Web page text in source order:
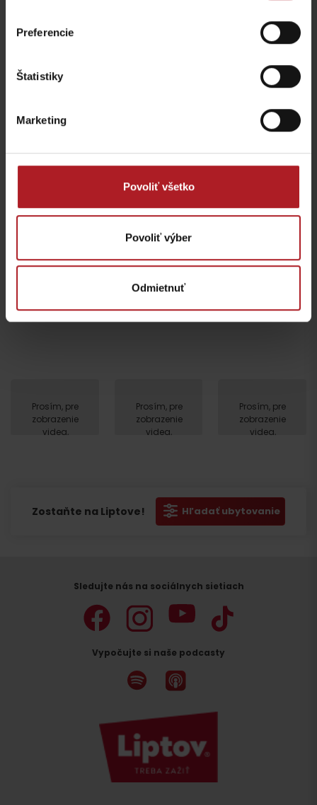
Preferencie
Štatistiky
Marketing
Povoliť všetko
Povoliť výber
Odmietnuť
marketing.
Prosím, pre
zobrazenie
videa,
Prosím, pre
zobrazenie
videa,
Prosím, pre
zobrazenie
videa,
Zostaňte na Liptove! Hľadať ubytovanie
Sledujte nás na sociálnych sietiach
Vypočujte si naše podcasty